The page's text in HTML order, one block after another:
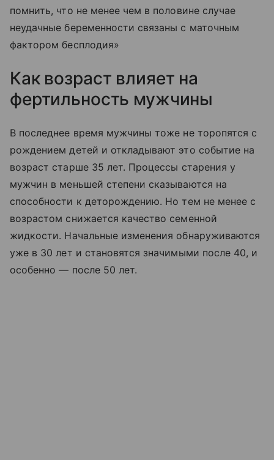
помнить, что не менее чем в половине случае
неудачные беременности связаны с маточным
фактором бесплодия»
Как возраст влияет на
фертильность мужчины
В последнее время мужчины тоже не торопятся с
рождением детей и откладывают это событие на
возраст старше 35 лет. Процессы старения у
мужчин в меньшей степени сказываются на
способности к деторождению. Но тем не менее с
возрастом снижается качество семенной
жидкости. Начальные изменения обнаруживаются
уже в 30 лет и становятся значимыми после 40, и
особенно — после 50 лет.